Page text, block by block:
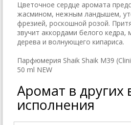
Цветочное сердце аромата
жасмином, нежным ландышем,
фрезией, роскошной розой.
звучит аккордами белого кедра,
дерева и волнующего кипариса.
Парфюмерия Shaik Shaik M39
50 ml NEW
Аромат в других
исполнения